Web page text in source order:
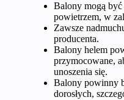
Balony mogą
powietrzem, w
Zawsze
producenta.
Balony helem
przymocowane,
unoszenia się.
Balony powinny
dorosłych,